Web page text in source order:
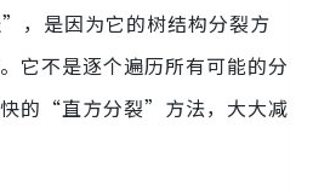
是因为它的树结构分裂方
它不是逐个遍历所有可能的分
的“直方分裂”方法，大大减